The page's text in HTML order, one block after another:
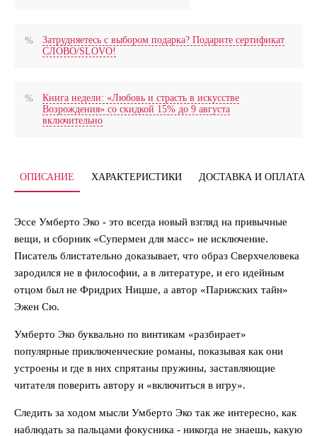
Затрудняетесь с выбором подарка? Подарите сертификат
СЛОВО/SLOVO!
Книга недели: «Любовь и страсть в искусстве
Возрождения» со скидкой 15% до 9 августа
включительно
ОПИСАНИЕ ХАРАКТЕРИСТИКИ ДОСТАВКА И ОПЛАТА
Эссе Умберто Эко - это всегда новый взгляд на привычные
вещи, и сборник «Супермен для масс» не исключение.
Писатель блистательно доказывает, что образ Сверхчеловека
зародился не в философии, а в литературе, и его идейным
отцом был не Фридрих Ницше, а автор «Парижских тайн»
Эжен Сю.
Умберто Эко буквально по винтикам «разбирает»
популярные приключенческие романы, показывая как они
устроены и где в них спрятаны пружины, заставляющие
читателя поверить автору и «включиться в игру».
Следить за ходом мысли Умберто Эко так же интересно, как
наблюдать за пальцами фокусника - никогда не знаешь, какую